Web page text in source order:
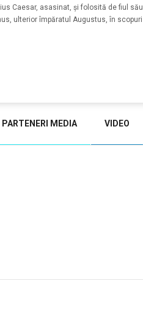
Caesar, asasinat, și folosită de fiul
ulterior împăratul Augustus, în scopuri
PARTENERI MEDIA VIDEO